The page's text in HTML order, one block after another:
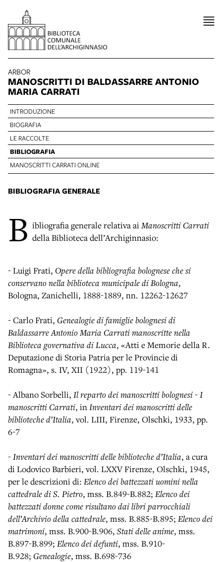
ARBOR
MANOSCRITTI DI BALDASSARRE ANTONIO
MARIA CARRATI
INTRODUZIONE
BIOGRAFIA
LE RACCOLTE
BIBLIOGRAFIA
MANOSCRITTI CARRATI ONLINE
BIBLIOGRAFIA GENERALE
B ibliografia generale relativa aiManoscritti Carrati
della Biblioteca dell’Archiginnasio:
- Luigi Frati, Opere della bibliografia bolognese che si
conservano nella biblioteca municipale di Bologna,
Bologna, Zanichelli, 1888-1889, nn. 12262-12627
- Carlo Frati, Genealogie di famiglie bolognesi di
Baldassarre Antonio Maria Carrati manoscritte nella
Biblioteca governativa di Lucca, «Atti e Memorie della R.
Deputazione di Storia Patria per le Provincie di
Romagna», s. IV, XII (1922), pp. 119-141
- Albano Sorbelli, Il reparto dei manoscritti bolognesi - I
manoscritti Carrati, inInventari dei manoscritti delle
biblioteche d’Italia, vol. LIII, Firenze, Olschki, 1933, pp.
6-7
- Inventari dei manoscritti delle biblioteche d’Italia, a cura
di Lodovico Barbieri, vol. LXXV Firenze, Olschki, 1945,
per le descrizioni di: Elenco dei battezzati uomini nella
cattedrale di S. Pietro, mss. B.849-B.882; Elenco dei
battezzati donne come risultano dai libri parrocchiali
dell’Archivio della cattedrale, mss. B.885-B.895; Elenco dei
matrimoni, mss. B.900-B.906, Stati delle anime, mss.
B.897-B.899; Elenco dei defunti, mss. B.910-
B.928; Genealogie, mss. B.698-736